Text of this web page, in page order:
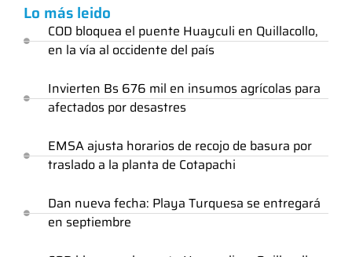
Lo más leido
COD bloquea el puente Huayculi en Quillacollo,
en la vía al occidente del país
Invierten Bs 676 mil en insumos agrícolas para
afectados por desastres
EMSA ajusta horarios de recojo de basura por
traslado a la planta de Cotapachi
Dan nueva fecha: Playa Turquesa se entregará
en septiembre